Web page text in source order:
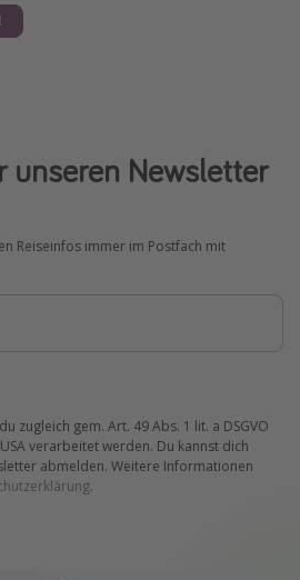
unseren Newsletter
Reiseinfos immer im Postfach mit
zugleich gem. Art. 49 Abs. 1 lit. a DSGVO
verarbeitet werden. Du kannst dich
abmelden. Weitere Informationen
.